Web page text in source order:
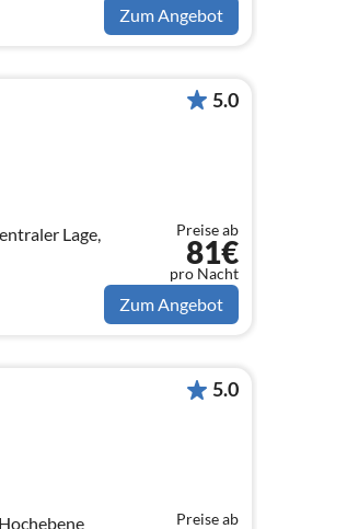
Zum Angebot
Lage,
5.0
Preise ab
81€
pro Nacht
Zum Angebot
5.0
Preise ab